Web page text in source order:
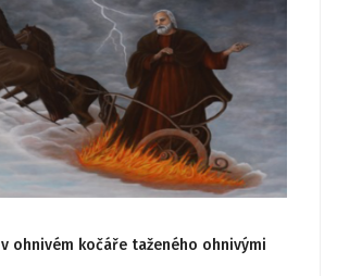
ohnivém kočáře taženého ohnivými